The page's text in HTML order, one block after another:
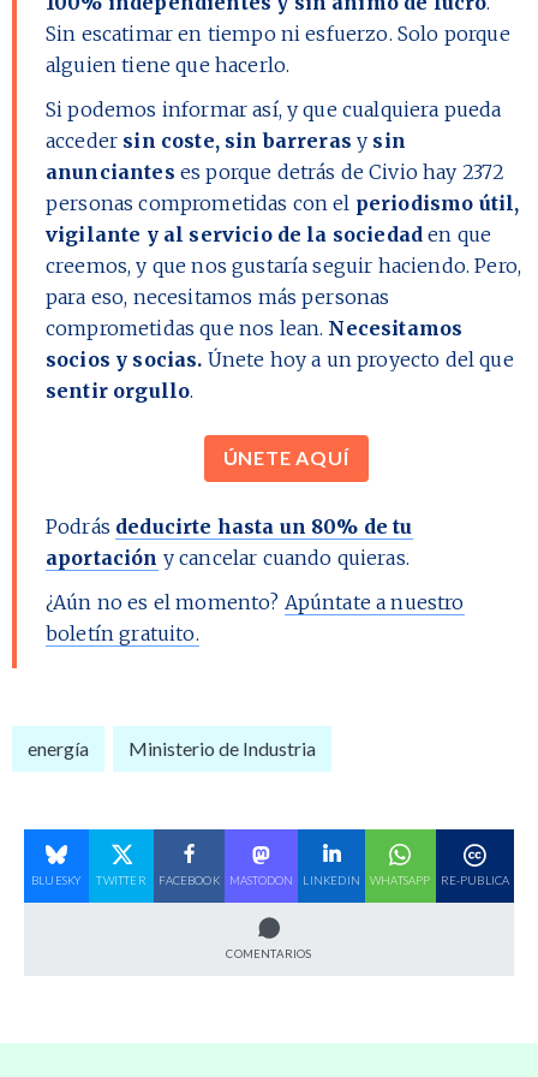
Sin escatimar en tiempo ni esfuerzo. Solo porque
alguien tiene que hacerlo.
Si podemos informar así, y que cualquiera pueda
acceder sin coste, sin barreras y sin
anunciantes es porque detrás de Civio hay 2372
personas comprometidas con el periodismo útil,
vigilante y al servicio de la sociedad en que
creemos, y que nos gustaría seguir haciendo. Pero,
para eso, necesitamos más personas
comprometidas que nos lean. Necesitamos
socios y socias. Únete hoy a un proyecto del que
sentir orgullo.
ÚNETE AQUÍ
Podrás deducirte hasta un 80% de tu
aportación y cancelar cuando quieras.
¿Aún no es el momento? Apúntate a nuestro
boletín gratuito.
energía Ministerio de Industria
BLUESKY TWITTER FACEBOOK MASTODON LINKEDIN WHATSAPP RE-PUBLICA
COMENTARIOS